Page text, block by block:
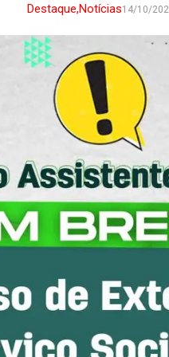
Destaque,Notícias14/10/